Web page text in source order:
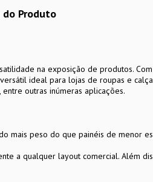
do Produto
na exposição de produtos.
ideal para lojas de roupas e
outras inúmeras aplicações.
mais peso do que painéis de menor
a qualquer layout comercial. Além